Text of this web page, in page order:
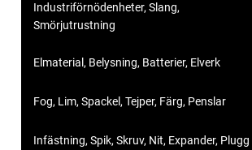
Industriförnödenheter, Slang,
Smörjutrustning
Elmaterial, Belysning, Batterier, Elverk
Fog, Lim, Spackel, Tejper, Färg, Penslar
Infästning, Spik, Skruv, Nit, Expander, Plugg